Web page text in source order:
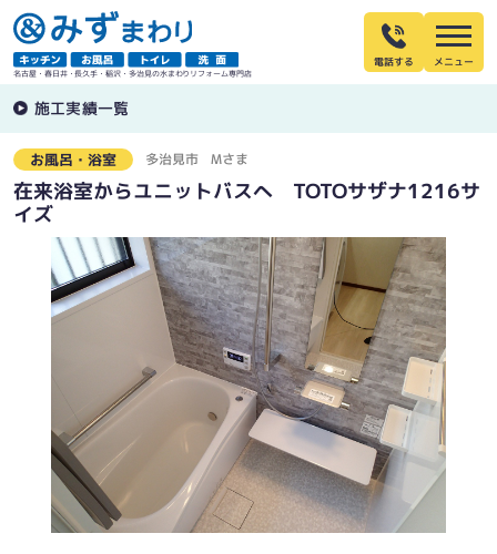
名古屋・春日井・長久手・稲沢・多治見の水まわりリフォーム専門店
電話する
施工実績一覧
お風呂・浴室 多治見市 Mさま
在来浴室からユニットバスへ TOTOサザナ1216サ
イズ